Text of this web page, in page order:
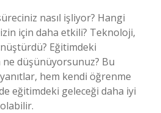
nasıl işliyor? Hangi
için daha etkili? Teknoloji,
Eğitimdeki
düşünüyorsunuz? Bu
hem kendi öğrenme
eğitimdeki geleceği daha iyi
olabilir.